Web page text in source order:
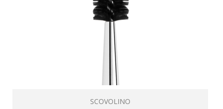
SCOVOLINO